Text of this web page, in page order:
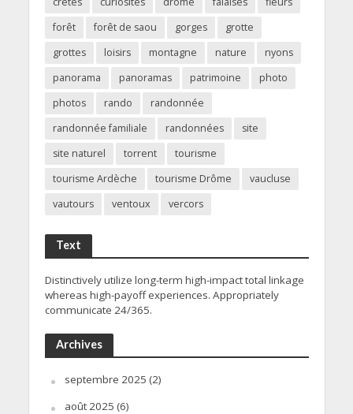
forêt
forêt de saou gorges
grotte
grottes
loisirs montagne nature
nyons
panorama
panoramas patrimoine
photo
photos
rando
randonnée
randonnée familiale
randonnées
site
site naturel
torrent
tourisme
tourisme Ardèche
tourisme Drôme
vaucluse
vautours
ventoux vercors
Text
Distinctively utilize long-term high-impact total linkage
whereas high-payoff experiences. Appropriately
communicate 24/365.
Archives
septembre 2025 (2)
août 2025 (6)